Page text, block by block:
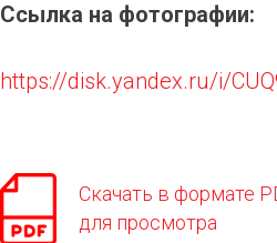
Ссылка на фотографии:
https://disk.yandex.ru/i/
Скачать в формате
для просмотра